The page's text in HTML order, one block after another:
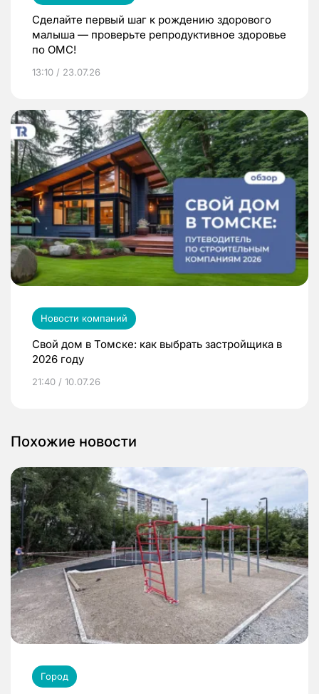
Сделайте первый шаг к рождению здорового
малыша — проверьте репродуктивное здоровье
по ОМС!
13:10 / 23.07.26
Новости компаний
Свой дом в Томске: как выбрать застройщика в
2026 году
21:40 / 10.07.26
Похожие новости
Город